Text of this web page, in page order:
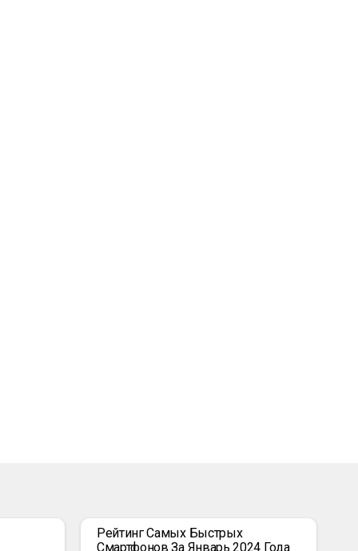
Рейтинг Самых Быстрых
Смартфонов За Январь 2024 Года